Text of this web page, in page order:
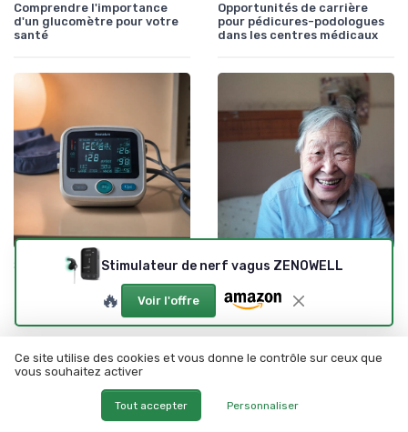
Comprendre l'importance
d'un glucomètre pour votre
santé
Opportunités de carrière
pour pédicures-podologues
dans les centres médicaux
• 24/07/2026
Comprendre l'utilisation d'un
tensiomètre électronique
Soins infirmiers à domicile •
05/09/2025
recrutement d'un
Stimulateur de nerf vagus ZENOWELL
🔥 Voir l'offre
Ce site utilise des cookies et vous donne le contrôle sur ceux que
vous souhaitez activer
Tout accepter Personnaliser